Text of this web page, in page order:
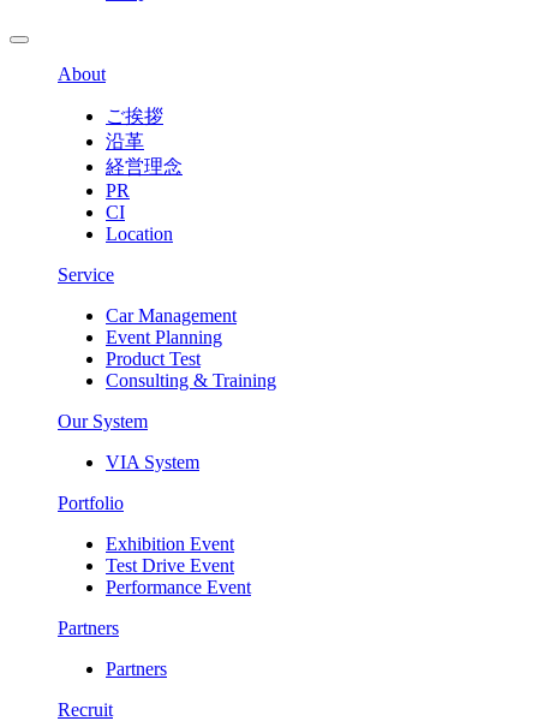
About
ご挨拶
沿革
経営理念
PR
CI
Location
Service
Car Management
Event Planning
Product Test
Consulting & Training
Our System
VIA System
Portfolio
Exhibition Event
Test Drive Event
Performance Event
Partners
Partners
Recruit